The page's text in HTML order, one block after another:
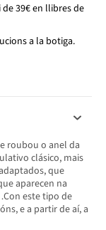
39€ en llibres de
a la botiga.
roubou o anel da
clásico, mais
que
aparecen na
este tipo de
e a partir de aí, a